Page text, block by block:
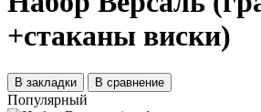
+стаканы виски)
В закладки В сравнение
Популярный